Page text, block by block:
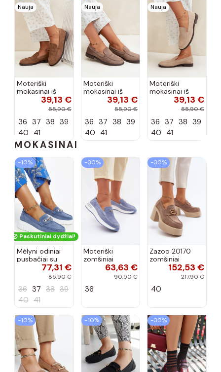
Nauja
Moteriški
mokasinai iš
dirbtinės
zomšos, rudos
39,13 €
55,90 €
36 37 38 39
40 41
Nauja
Moteriški
mokasinai iš
dirbtinės
zomšos, molio
39,13 €
55,90 €
36 37 38 39
40 41
Nauja
Moteriški
mokasinai iš
dirbtinės
zomšos, smėlio
39,13 €
55,90 €
36 37 38 39
40 41
MOKASINAI
−10%
Paskutiniai dydžiai!
Mėlyni odiniai
pusbačiai su
dekoratyvine
sagtimi Taija
77,31 €
85,90 €
36 37 38 39
40 41
−30%
Moteriški
zomšiniai
mokasinai
Demela mėlynos
63,63 €
90,90 €
36
−30%
Zazoo 20170
zomšiniai
bateliai su
kulniukais smėlio
152,53 €
217,90 €
40
−10% −10% −30%